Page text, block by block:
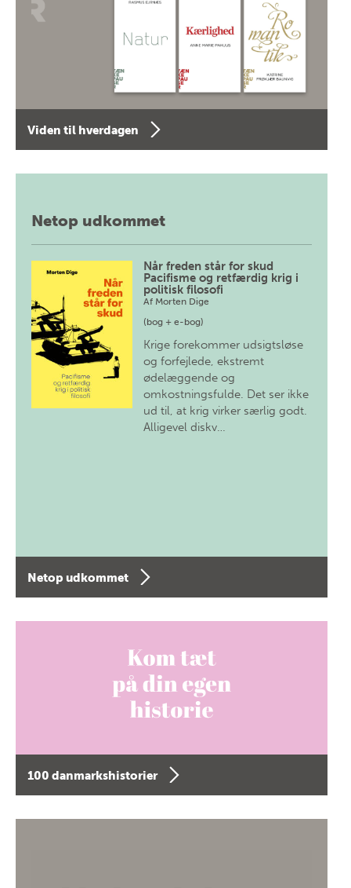
Viden til hverdagen
Netop udkommet
Når freden står for skud
Pacifisme og retfærdig krig i
politisk filosofi
Af Morten Dige
(bog + e-bog)
Krige forekommer udsigtsløse
og forfejlede, ekstremt
ødelæggende og
omkostningsfulde. Det ser ikke
ud til, at krig virker særlig godt.
Alligevel diskv…
Netop udkommet
100 danmarkshistorier